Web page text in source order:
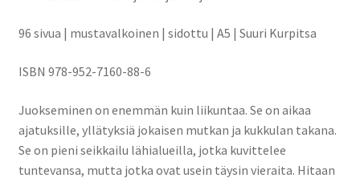
96 sivua | mustavalkoinen | sidottu | A5 | Suuri Kurpitsa
ISBN 978-952-7160-88-6
Juokseminen on enemmän kuin liikuntaa. Se on aikaa
ajatuksille, yllätyksiä jokaisen mutkan ja kukkulan takana.
Se on pieni seikkailu lähialueilla, jotka kuvittelee
tuntevansa, mutta jotka ovat usein täysin vieraita. Hitaan